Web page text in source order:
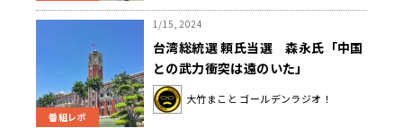
番組レポ
1/15, 2024
台湾総統選 頼氏当選 森永氏「中国
との武力衝突は遠のいた」
大竹まこと ゴールデンラジオ！